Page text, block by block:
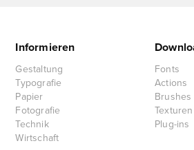
Informieren
Gestaltung
Typografie
Papier
Fotografie
Technik
Wirtschaft
Fonts
Actions
Brushes
Texturen
Plug-ins